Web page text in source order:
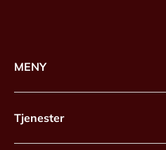
MENY
Tjenester